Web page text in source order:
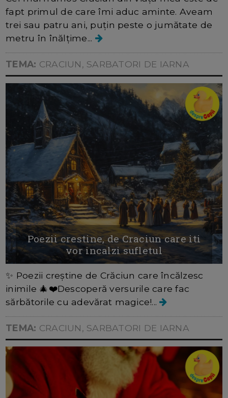
fapt primul de care îmi aduc aminte. Aveam
trei sau patru ani, puţin peste o jumătate de
metru în înălţime...
TEMA: CRACIUN, SARBATORI DE IARNA
Poezii crestine, de Craciun care iti
vor incalzi sufletul
✨ Poezii creștine de Crăciun care încălzesc
inimile 🎄❤️Descoperă versurile care fac
sărbătorile cu adevărat magice!...
TEMA: CRACIUN, SARBATORI DE IARNA